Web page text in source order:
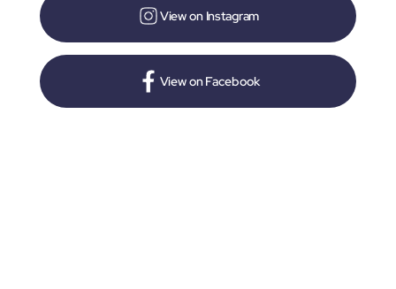
View on Instagram
View on Facebook